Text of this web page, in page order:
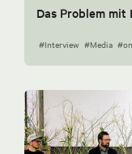
Das Problem
#Interview #Media